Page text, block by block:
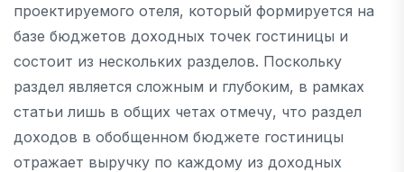
проектируемого отеля, который формируется на
базе бюджетов доходных точек гостиницы и
состоит из нескольких разделов. Поскольку
раздел является сложным и глубоким, в рамках
статьи лишь в общих четах отмечу, что раздел
доходов в обобщенном бюджете гостиницы
отражает выручку по каждому из доходных